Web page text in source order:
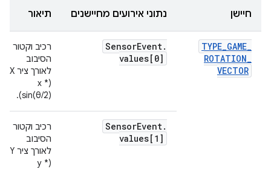
חיישן נתוני אירועים מחיישנים תיאור
TYPE_GAME_
ROTATION_
VECTOR
SensorEvent.
values[0]
רכיב וקטור
הסיבוב
(x *
sin(θ/2)).
SensorEvent.
values[1]
רכיב וקטור
הסיבוב
(y *